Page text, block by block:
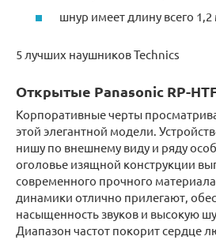
шнур имеет длину всего 1,2
5 лучших наушников Technics
Открытые Panasonic RP-
Корпоративные черты
этой элегантной модели.
нишу по внешнему виду и ряду
оголовье изящной конструкции
современного прочного
динамики отлично прилегают,
насыщенность звуков и высокую
Диапазон частот покорит сердце